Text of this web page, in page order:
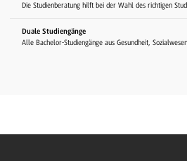
Die Studienberatung hilft bei der Wahl des richtigen
Duale Studiengänge
Alle Bachelor-Studiengänge aus Gesundheit,